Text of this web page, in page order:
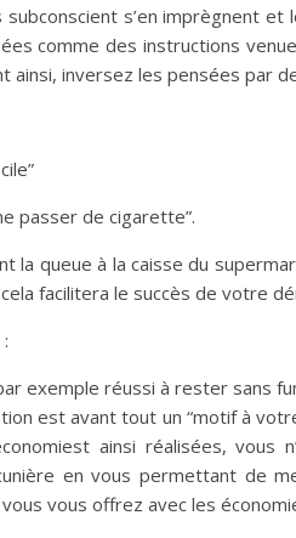
s’en imprègnent
comme des instructions
ainsi, inversez les pensées par
passer de cigarette”.
la queue à la caisse du
facilitera le succès de votre
exemple réussi à rester sans
est avant tout un “motif à
ainsi réalisées, vous
en vous permettant de
vous offrez avec les